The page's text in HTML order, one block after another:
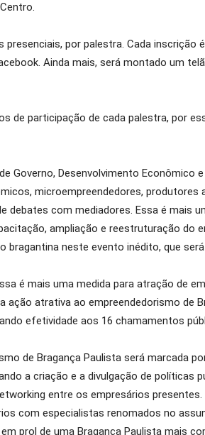
presenciais, por palestra. Cada
Ainda mais, será montado um
de participação de cada palestra, por
Governo, Desenvolvimento
microempreendedores,
debates com mediadores. Essa é mais
ampliação e reestruturação do
bragantina neste evento inédito, que
é mais uma medida para atração de
ação atrativa ao empreendedorismo de
efetividade aos 16 chamamentos
de Bragança Paulista será
a criação e a divulgação de políticas
entre os empresários
com especialistas renomados no
prol de uma Bragança Paulista mais